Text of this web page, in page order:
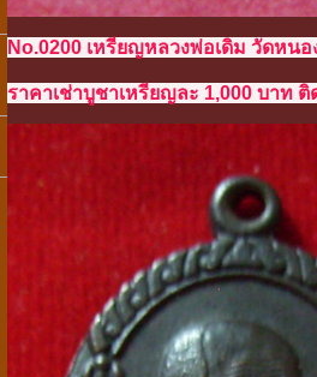
No.0200 เหรียญหลวงพ่อเดิม วัดหน
ราคาเช่าบูชาเหรียญละ 1,000 บาท